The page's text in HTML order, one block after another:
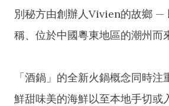
別秘方由創辦人Vivien的故鄉 —
稱、位於中國粵東地區的潮州而
「酒鍋」的全新火鍋概念同時
鮮甜味美的海鮮以至本地手切或